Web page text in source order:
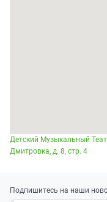
Детский Музыкальный
Дмитровка, д. 8, стр. 4
Подпишитесь на наши